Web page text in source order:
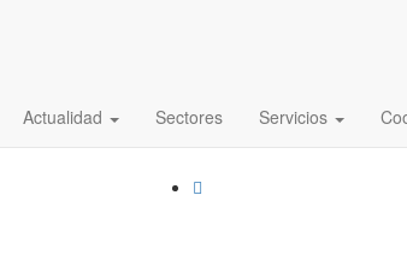
Actualidad Sectores Servicios